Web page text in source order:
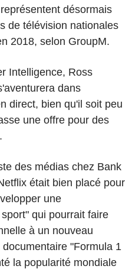
désormais
de télévision nationales
2018, selon GroupM.
Intelligence, Ross
dans
direct, bien qu'il soit peu
une offre pour des
des médias chez Bank
était bien placé pour
une
qui pourrait faire
à un nouveau
"Formula 1
la popularité mondiale